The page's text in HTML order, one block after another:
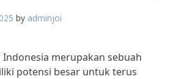
by adminjoi
merupakan sebuah
potensi besar untuk terus